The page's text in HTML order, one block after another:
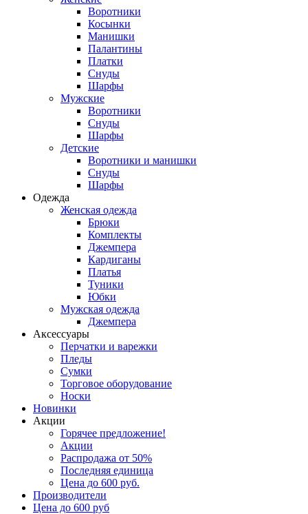
Воротники
Косынки
Манишки
Палантины
Платки
Снуды
Шарфы
Мужские
Воротники
Снуды
Шарфы
Детские
Воротники и манишки
Снуды
Шарфы
Одежда
Женская одежда
Брюки
Комплекты
Джемпера
Кардиганы
Платья
Туники
Юбки
Мужская одежда
Джемпера
Аксессуары
Перчатки и варежки
Пледы
Сумки
Торговое оборудование
Носки
Новинки
Акции
Горячее предложение!
Акции
Распродажа от 50%
Последняя единица
Цена до 600 руб.
Производители
Цена до 600 руб